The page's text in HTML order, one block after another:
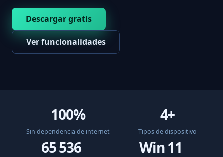
Descargar gratis
Ver funcionalidades
100%
Sin dependencia de internet
4+
Tipos de dispositivo
65 536 Win 11